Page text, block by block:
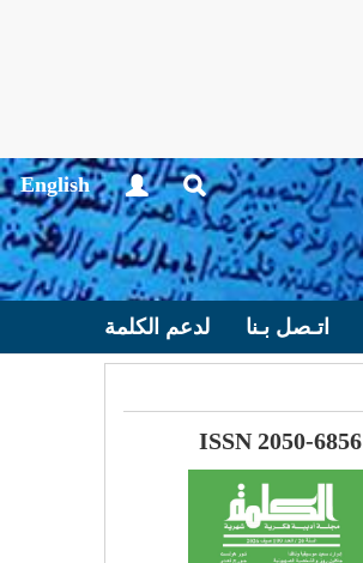
English
اتـصل بـنا لدعم الكلمة
ISSN 2050-6856